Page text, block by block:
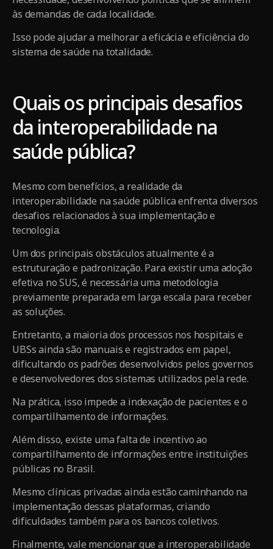
às demandas de cada localidade.
Isso pode ajudar a melhorar a eficácia e eficiência do
sistema de saúde na totalidade.
Quais os principais desafios
da interoperabilidade na
saúde pública?
Mesmo com benefícios, a realidade da
interoperabilidade na saúde pública enfrenta diversos
desafios relacionados à sua implementação e
tecnologia.
Um dos principais obstáculos atualmente é a
estruturação e padronização. Para existir uma adoção
efetiva no SUS, é necessária uma metodologia
previamente preparada em larga escala para receber
as soluções.
Entretanto, a maioria dos processos nos hospitais e
UBSs ainda são manuais e registrados em papel,
dificultando os padrões desenvolvidos pelos governos
e desenvolvedores dos sistemas utilizados pela rede.
Na prática, isso impede a indexação de pacientes e o
compartilhamento de informações.
Além disso, existe uma falta de incentivo ao
compartilhamento de informações entre instituições
públicas no Brasil.
Mesmo clínicas privadas ainda estão caminhando na
implementação dessas plataformas, criando
dificuldades também para os bancos coletivos.
Finalmente, vale mencionar que a interoperabilidade